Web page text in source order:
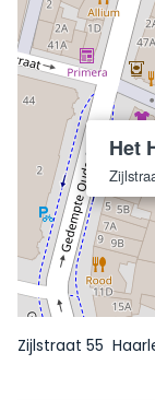
Het
Zijlstraat 55